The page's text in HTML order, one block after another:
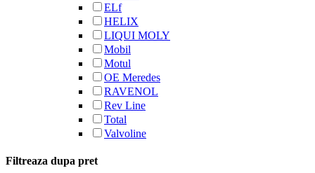
ELf
HELIX
LIQUI MOLY
Mobil
Motul
OE Meredes
RAVENOL
Rev Line
Total
Valvoline
Filtreaza dupa pret